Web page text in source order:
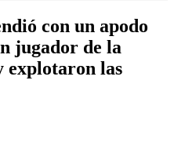
con un apodo
jugador de la
explotaron las